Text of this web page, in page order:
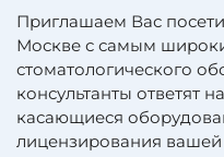
Приглашаем Вас
Москве с самым
стоматологического
консультанты ответят
касающиеся
лицензирования